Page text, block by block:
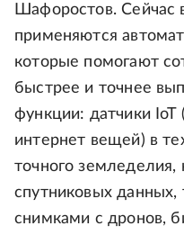
Шафоростов.
применяются
которые помогают
быстрее и точнее
функции: датчики
интернет вещей) в
точного земледелия,
спутниковых данных,
снимками с дронов,